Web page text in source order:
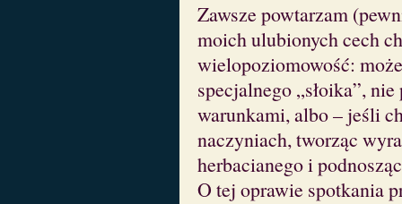
Zawsze powtarzam
moich ulubionych cech
wielopoziomowość:
specjalnego „słoika”,
warunkami, albo – jeśli
naczyniach, tworząc
herbacianego i
O tej oprawie spotkania